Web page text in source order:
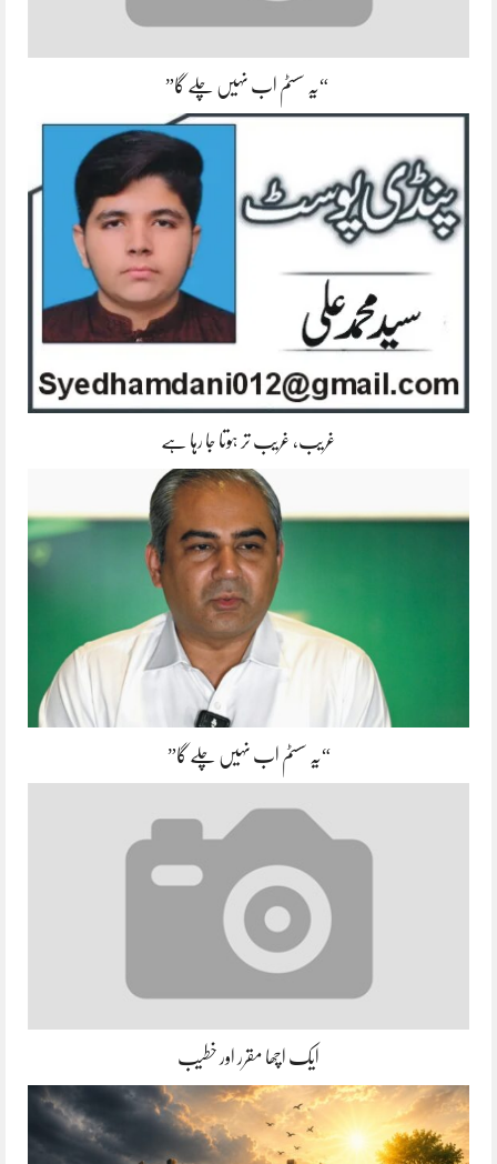
“یہ سسٹم اب نہیں چلے گا”
غریب، غریب تر ہوتا جا رہا ہے
“یہ سسٹم اب نہیں چلے گا”
ایک اچھا مقرر اور خطیب